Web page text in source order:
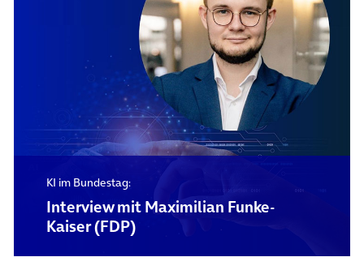
KI im Bundestag:
Interview mit Maximilian Funke-
Kaiser (FDP)